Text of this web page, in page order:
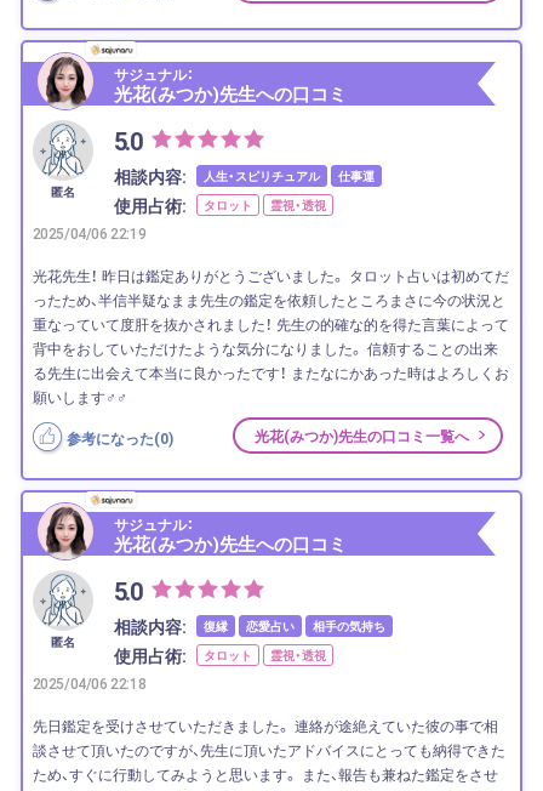
サジュナル：
光花(みつか)先生への口コミ
匿名
5.0
相談内容: 人生・スピリチュアル 仕事運
使用占術: タロット 霊視・透視
2025/04/06 22:19
光花先生！ 昨日は鑑定ありがとうございました。 タロット占いは初めてだ
ったため、半信半疑なまま先生の鑑定を依頼したところまさに今の状況と
重なっていて度肝を抜かされました！ 先生の的確な的を得た言葉によって
背中をおしていただけたような気分になりました。 信頼することの出来
る先生に出会えて本当に良かったです！ またなにかあった時はよろしくお
願いします‍♂️‍♂️
参考になった(0) 光花(みつか)先生の口コミ一覧へ
サジュナル：
光花(みつか)先生への口コミ
匿名
5.0
相談内容: 復縁 恋愛占い 相手の気持ち
使用占術: タロット 霊視・透視
2025/04/06 22:18
先日鑑定を受けさせていただきました。 連絡が途絶えていた彼の事で相
談させて頂いたのですが、先生に頂いたアドバイスにとっても納得できた
ため、すぐに行動してみようと思います。 また、報告も兼ねた鑑定をさせ